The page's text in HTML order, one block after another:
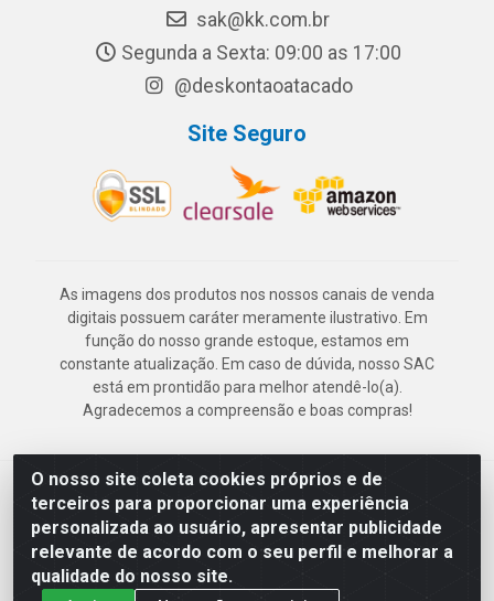
O nosso site coleta cookies próprios e de
terceiros para proporcionar uma experiência
personalizada ao usuário, apresentar publicidade
relevante de acordo com o seu perfil e melhorar a
qualidade do nosso site.
sak@kk.com.br
Segunda a Sexta: 09:00 as 17:00
@deskontaoatacado
Site Seguro
As imagens dos produtos nos nossos canais de venda
digitais possuem caráter meramente ilustrativo. Em
função do nosso grande estoque, estamos em
constante atualização. Em caso de dúvida, nosso SAC
está em prontidão para melhor atendê-lo(a).
Agradecemos a compreensão e boas compras!
Deskontão Atacado - Av. Marechal Mascarenhas de Morais, 2471 -
Imbiribeira - Recife/PE - CEP 51.150-001 - CNPJ 24.150.377/0003-
57